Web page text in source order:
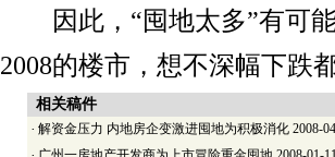
因此，“囤地太多”有可能
2008的楼市，想不深幅下跌
相关稿件
· 解资金压力 内地房企变激进囤地为积极消化 2008-